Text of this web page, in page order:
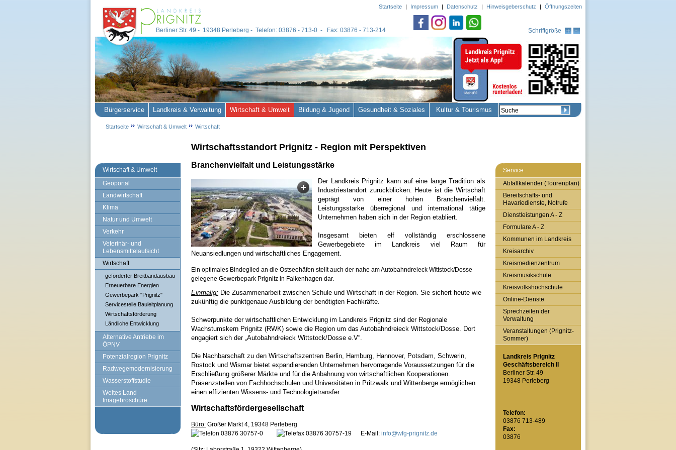
Wirtschaft & Umwelt
Geoportal
Landwirtschaft
Klima
Natur und Umwelt
Verkehr
Veterinär- und
Lebensmittelaufsicht
Wirtschaft
geförderter Breitbandausbau
Erneuerbare Energien
Gewerbepark "Prignitz"
Servicestelle Bauleitplanung
Wirtschaftsförderung
Ländliche Entwicklung
Alternative Antriebe im
ÖPNV
Potenzialregion Prignitz
Radwegemodernisierung
Wasserstoffstudie
Weites Land -
Imagebroschüre
Wirtschaftsstandort Prignitz - Region mit Perspektiven
Branchenvielfalt und Leistungsstärke
Der Landkreis Prignitz kann auf eine lange Tradition als
Industriestandort zurückblicken. Heute ist die Wirtschaft
geprägt von einer hohen Branchenvielfalt.
Leistungsstarke überregional und international tätige
Unternehmen haben sich in der Region etabliert.
Insgesamt bieten elf vollständig erschlossene
Gewerbegebiete im Landkreis viel Raum für
Neuansiedlungen und wirtschaftliches Engagement.
Ein optimales Bindeglied an die Ostseehäfen stellt auch der nahe am Autobahndreieck Wittstock/Dosse
gelegene Gewerbepark Prignitz in Falkenhagen dar.
Einmalig: Die Zusammenarbeit zwischen Schule und Wirtschaft in der Region. Sie sichert heute wie
zukünftig die punktgenaue Ausbildung der benötigten Fachkräfte.
Schwerpunkte der wirtschaftlichen Entwicklung im Landkreis Prignitz sind der Regionale
Wachstumskern Prignitz (RWK) sowie die Region um das Autobahndreieck Wittstock/Dosse. Dort
engagiert sich der „Autobahndreieck Wittstock/Dosse e.V“.
Die Nachbarschaft zu den Wirtschaftszentren Berlin, Hamburg, Hannover, Potsdam, Schwerin,
Rostock und Wismar bietet expandierenden Unternehmen hervorragende Voraussetzungen für die
Erschließung größerer Märkte und für die Anbahnung von wirtschaftlichen Kooperationen.
Präsenzstellen von Fachhochschulen und Universitäten in Pritzwalk und Wittenberge ermöglichen
einen effizienten Wissens- und Technologietransfer.
Wirtschaftsfördergesellschaft
Büro: Großer Markt 4, 19348 Perleberg
03876 30757-0
03876 30757-19 E-Mail: info@wfg-prignitz.de
Service
Abfallkalender (Tourenplan)
Bereitschafts- und
Havariedienste, Notrufe
Dienstleistungen A - Z
Formulare A - Z
Kommunen im Landkreis
Kreisarchiv
Kreismedienzentrum
Kreismusikschule
Kreisvolkshochschule
Online-Dienste
Sprechzeiten der
Verwaltung
Veranstaltungen (Prignitz-
Sommer)
Landkreis Prignitz
Geschäftsbereich II
Berliner Str. 49
19348 Perleberg
Telefon:
03876 713-489
Fax:
03876
Berliner Str. 49 - 19348 Perleberg - Telefon: 03876 - 713-0 - Fax: 03876 - 713-214 Schriftgröße
Startseite | Impressum | Datenschutz | Hinweisgeberschutz | Öffnungszeiten
Bürgerservice Landkreis & Verwaltung Wirtschaft & Umwelt Bildung & Jugend Gesundheit & Soziales Kultur & Tourismus
Startseite Wirtschaft & Umwelt Wirtschaft